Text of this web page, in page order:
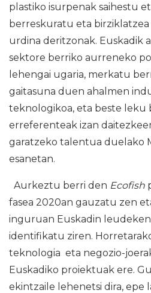
plastiko isurpenak saihestu
berreskuratu eta
urdina deritzonak. Euskadik
sektore berriko aurreneko
lehengai ugaria, merkatu
gaitasuna duen ahalmen
teknologikoa, eta beste leku
erreferenteak izan
garatzeko talentua duelako
esanetan.
Aurkeztu berri den Ecofish
fasea 2020an gauzatu zen
inguruan Euskadin
identifikatu ziren.
teknologia eta negozio-
Euskadiko proiektuak ere.
ekintzaile lehenetsi dira, epe